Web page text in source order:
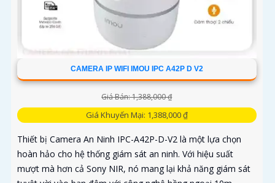
CAMERA IP WIFI IMOU IPC A42P D V2
Giá Bán: 1,388,000 ₫
Giá Khuyến Mại: 1,388,000 ₫
Thiết bị Camera An Ninh IPC-A42P-D-V2 là một lựa chọn
hoàn hảo cho hệ thống giám sát an ninh. Với hiệu suất
mượt mà hơn cả Sony NIR, nó mang lại khả năng giám sát